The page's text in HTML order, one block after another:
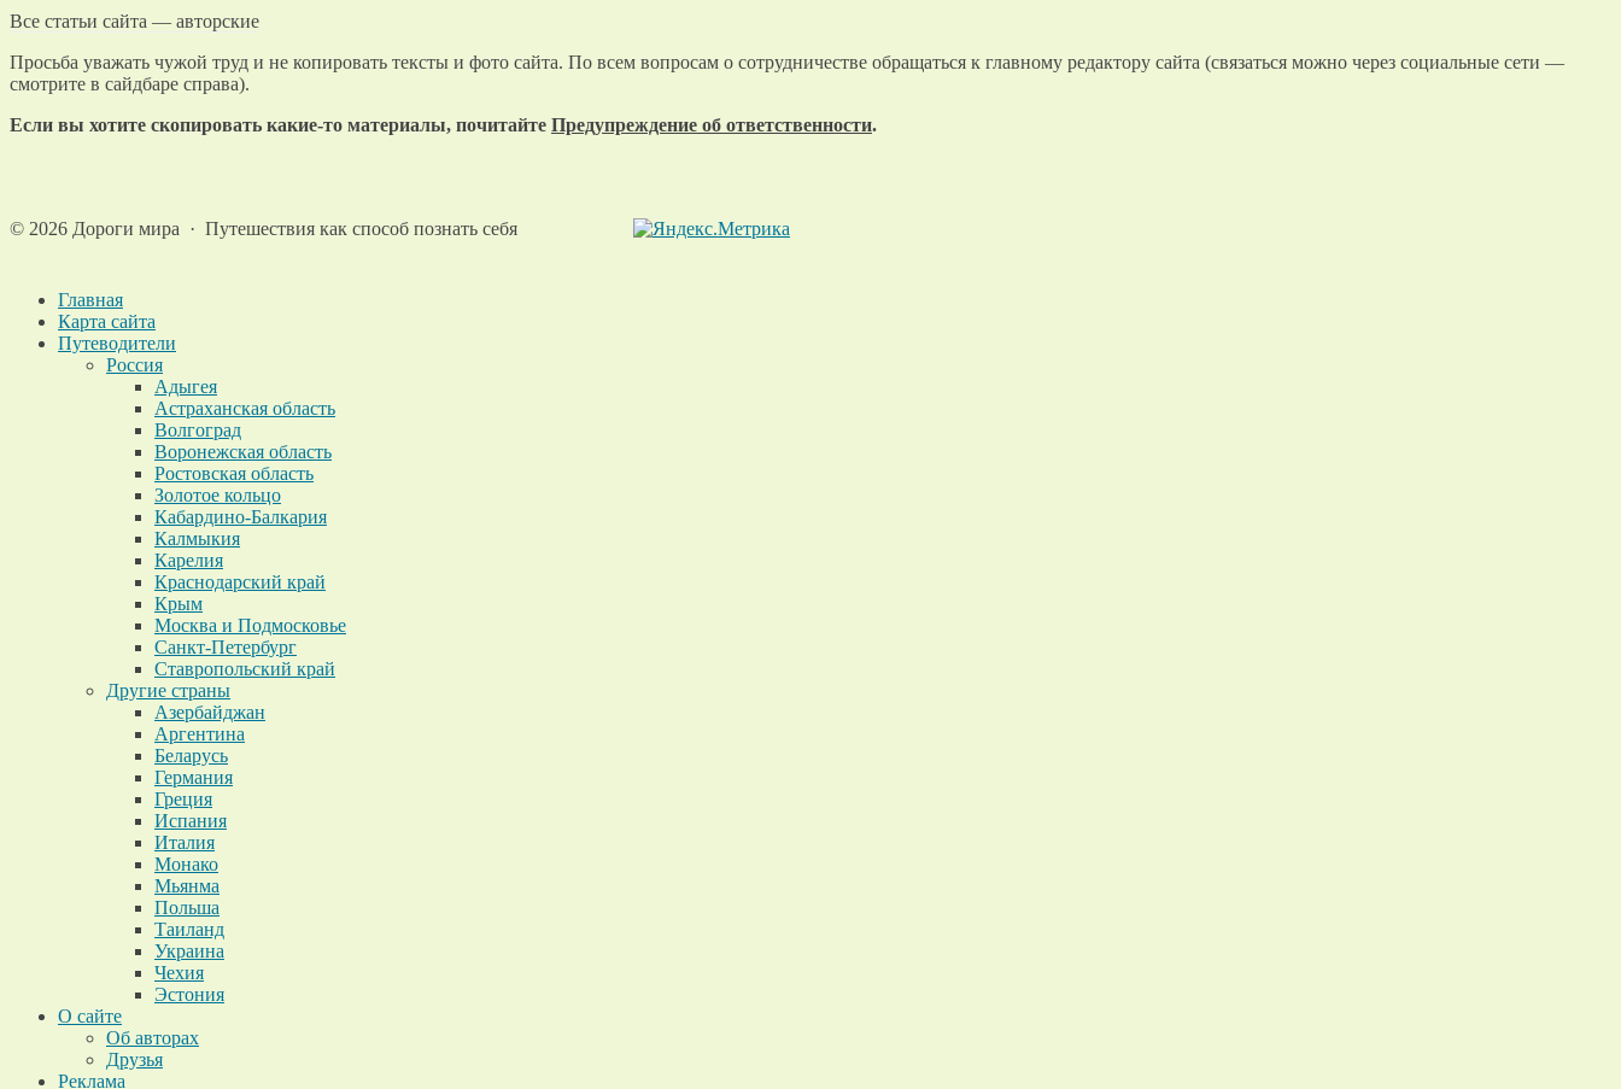
Все статьи сайта — авторские
Просьба уважать чужой труд и не копировать тексты и фото сайта. По всем вопросам о сотрудничестве обращаться к главному редактору сайта (связаться можно через социальные сети —
смотрите в сайдбаре справа).
Если вы хотите скопировать какие-то материалы, почитайте Предупреждение об ответственности.
© 2026 Дороги мира · Путешествия как способ познать себя
Главная
Карта сайта
Путеводители
Россия
Адыгея
Астраханская область
Волгоград
Воронежская область
Ростовская область
Золотое кольцо
Кабардино-Балкария
Калмыкия
Карелия
Краснодарский край
Крым
Москва и Подмосковье
Санкт-Петербург
Ставропольский край
Другие страны
Азербайджан
Аргентина
Беларусь
Германия
Греция
Испания
Италия
Монако
Мьянма
Польша
Таиланд
Украина
Чехия
Эстония
О сайте
Об авторах
Друзья
Реклама